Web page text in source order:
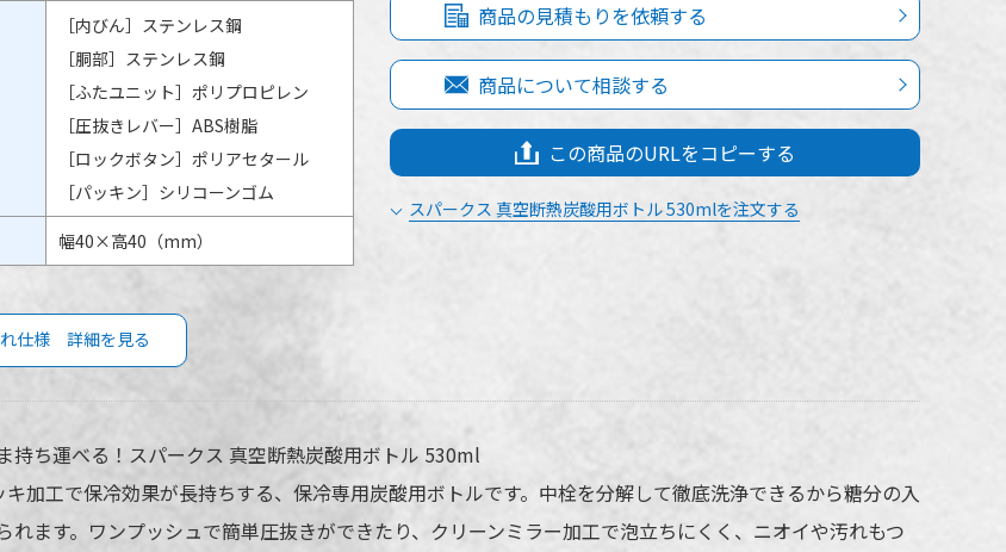
［内びん］ステンレス鋼
［胴部］ステンレス鋼
［ふたユニット］ポリプロピレン
［圧抜きレバー］ABS樹脂
［ロックボタン］ポリアセタール
［パッキン］シリコーンゴム
幅40×高40（mm）
商品の見積もりを依頼する
商品について相談する
この商品のURLをコピーする
スパークス 真空断熱炭酸用ボトル 530mlを注文する
仕様 詳細を見る
真空断熱炭酸用ボトル 530mlの
ASO-530-WH
ASO-530-BK
スパークス 真空断熱炭酸用ボトル 530mlの
名入れ方法 レーザー彫刻
彫刻箇所 側面（本体上から約50mmあける）
持ち運べる！スパークス 真空断熱炭酸用ボトル 530ml
加工で保冷効果が長持ちする、保冷専用炭酸用ボトルです。中栓を分解して徹底洗浄できるから糖分の入
れます。ワンプッシュで簡単圧抜きができたり、クリーンミラー加工で泡立ちにくく、ニオイや汚れもつ